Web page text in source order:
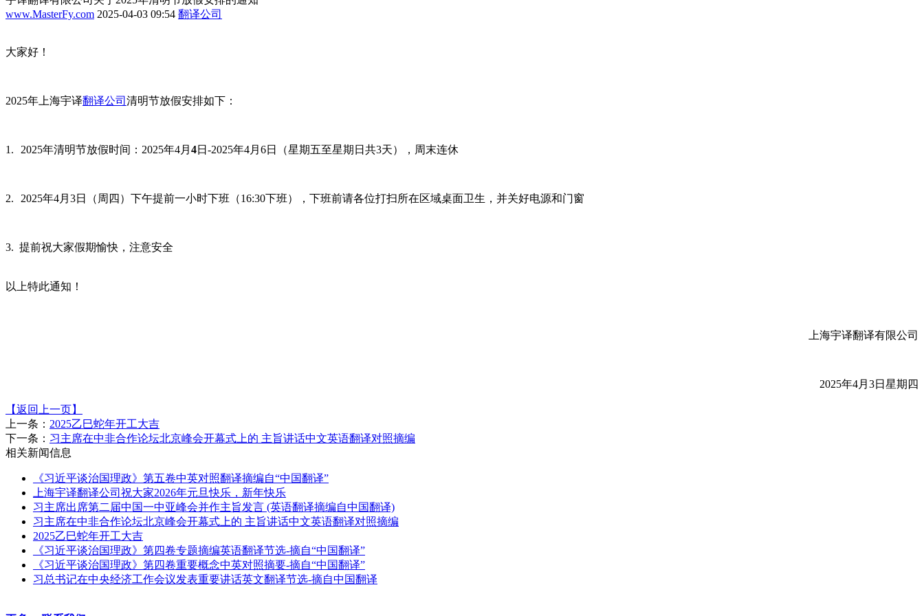
www.MasterFy.com 2025-04-03 09:54 翻译公司
大家好！
2025年上海宇译翻译公司 清明节放假安排如下：
1. 2025年清明节放假时间： 2025年4月 4日 -2025年4月 6日（星期五至星期日共3天），周末连休
2. 2025年4月 3日（周四）下午提前一小时下班（16:30下班），下班前请各位打扫所在区域桌面卫生，并关好电源和门窗
3. 提前祝大家假期愉快，注意安全
以上特此通知！
上海宇译翻译有限公司
2025年4月 3日星期四
【返回上一页】
上一条： 2025乙巳蛇年开工大吉
下一条： 习主席在中非合作论坛北京峰会开幕式上的 主旨讲话中文英语翻译对照摘编
相关新闻信息
《习近平谈治国理政》第五卷中英对照翻译摘编自“中国翻译”
上海宇译翻译公司祝大家2026年元旦快乐，新年快乐
习主席出席第二届中国一中亚峰会并作主旨发言 (英语翻译摘编自中国翻译)
习主席在中非合作论坛北京峰会开幕式上的 主旨讲话中文英语翻译对照摘编
2025乙巳蛇年开工大吉
《习近平谈治国理政》第四卷专题摘编英语翻译节选-摘自“中国翻译”
《习近平谈治国理政》第四卷重要概念中英对照摘要-摘自“中国翻译”
习总书记在中央经济工作会议发表重要讲话英文翻译节选-摘自中国翻译